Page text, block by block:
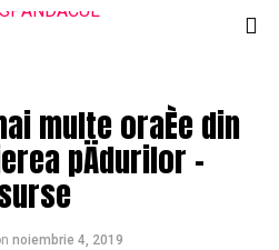
multe oraÈe din
pÄdurilor –
noiembrie 4, 2019